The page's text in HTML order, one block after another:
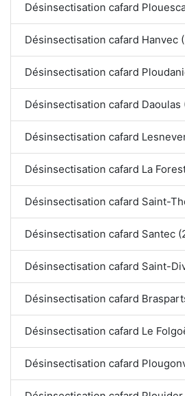
Désinsectisation cafard
Désinsectisation cafard Hanvec
Désinsectisation cafard
Désinsectisation cafard Daoulas
Désinsectisation cafard
Désinsectisation cafard La
Désinsectisation cafard Saint-
Désinsectisation cafard Santec
Désinsectisation cafard Saint-
Désinsectisation cafard
Désinsectisation cafard Le
Désinsectisation cafard